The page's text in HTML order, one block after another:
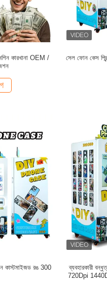
কারখানা OEM /
সেল ফোন কেস
কাস্টমাইজড রঙ 300
ব্যবহারকারী
720Dpi